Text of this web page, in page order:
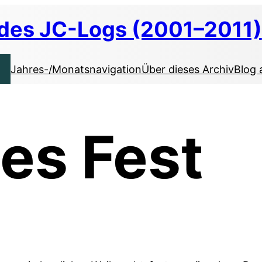
JC-Logs (2001–2011)
Jahres-/MonatsnavigationÜber dieses ArchivBlog
Fest